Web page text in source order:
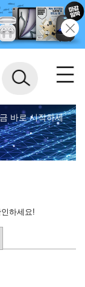
바로 시작하세
하세요!